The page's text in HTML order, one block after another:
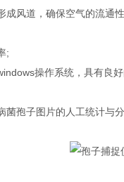
风道，确保空气的流通
;
操作系统，具有良
孢子图片的人工统计与